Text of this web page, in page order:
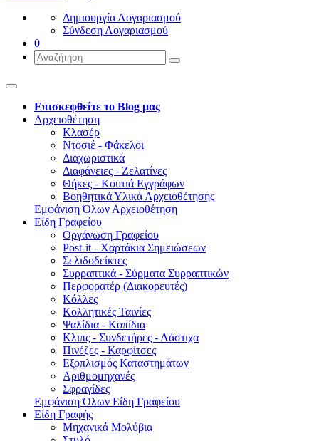
Δημιουργία Λογαριασμού
Σύνδεση Λογαριασμού
0
Επισκεφθείτε το Blog μας
Αρχειοθέτηση
Κλασέρ
Ντοσιέ - Φάκελοι
Διαχωριστικά
Διαφάνειες - Ζελατίνες
Θήκες - Κουτιά Εγγράφων
Βοηθητικά Υλικά Αρχειοθέτησης
Εμφάνιση Όλων Αρχειοθέτηση
Είδη Γραφείου
Οργάνωση Γραφείου
Post-it - Χαρτάκια Σημειώσεων
Σελιδοδείκτες
Συρραπτικά - Σύρματα Συρραπτικών
Περφορατέρ (Διακορευτές)
Κόλλες
Κολλητικές Ταινίες
Ψαλίδια - Κοπίδια
Κλιπς - Συνδετήρες - Λάστιχα
Πινέζες - Καρφίτσες
Εξοπλισμός Καταστημάτων
Αριθμομηχανές
Σφραγίδες
Εμφάνιση Όλων Είδη Γραφείου
Είδη Γραφής
Μηχανικά Μολύβια